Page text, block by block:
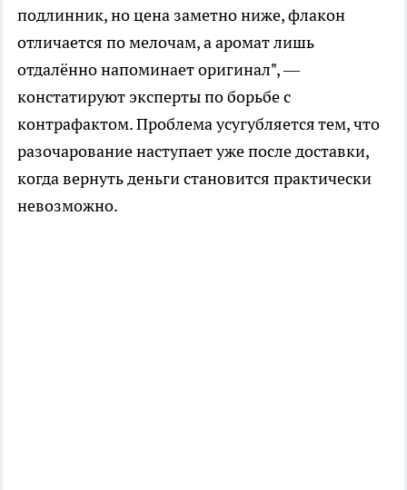
подлинник, но цена заметно ниже, флакон
отличается по мелочам, а аромат лишь
отдалённо напоминает оригинал", —
констатируют эксперты по борьбе с
контрафактом. Проблема усугубляется тем, что
разочарование наступает уже после доставки,
когда вернуть деньги становится практически
невозможно.